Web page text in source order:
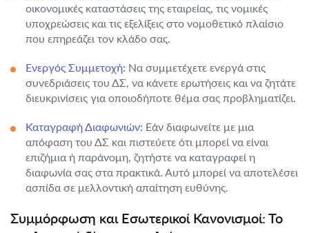
οικονομικές καταστάσεις της εταιρείας, τις νομικές
υποχρεώσεις και τις εξελίξεις στο νομοθετικό πλαίσιο
που επηρεάζει τον κλάδο σας.
Ενεργός Συμμετοχή: Να συμμετέχετε ενεργά στις
συνεδριάσεις του ΔΣ, να κάνετε ερωτήσεις και να ζητάτε
διευκρινίσεις για οποιοδήποτε θέμα σας προβληματίζει.
Καταγραφή Διαφωνιών: Εάν διαφωνείτε με μια
απόφαση του ΔΣ και πιστεύετε ότι μπορεί να είναι
επιζήμια ή παράνομη, ζητήστε να καταγραφεί η
διαφωνία σας στα πρακτικά. Αυτό μπορεί να αποτελέσει
ασπίδα σε μελλοντική απαίτηση ευθύνης.
Συμμόρφωση και Εσωτερικοί Κανονισμοί: Το